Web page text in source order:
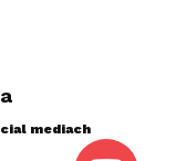
mediach